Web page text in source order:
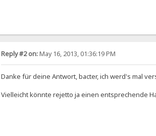
Reply #2 on:May 16, 2013, 01:36:19 PM
Danke für deine Antwort, bacter, ich werd's mal
Vielleicht könnte rejetto ja einen entsprechende